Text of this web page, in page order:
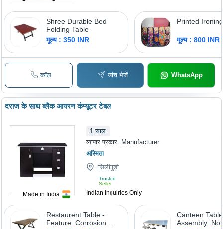
Shree Durable Bed
Folding Table
मूल्य : 350 INR
Printed
मूल्य : 800 INR
कॉल जांच भेजें WhatsApp
Made in India
दराज के साथ ब्लैक आयरन कंप्यूटर टेबल
1 साल
व्यापार प्रकार: Manufacturer
अस्मिता
सिलीगुड़ी
Trusted
Seller
Indian Inquiries Only
Restaurent Table -
Feature: Corrosion
Canteen
Assembly: No